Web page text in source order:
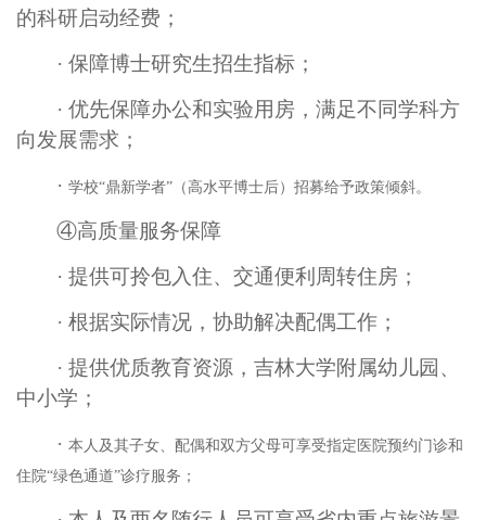
的科研启动经费；
· 保障博士研究生招生指标；
· 优先保障办公和实验用房，满足不同学科方
向发展需求；
· 学校“鼎新学者”（高水平博士后）招募给予政策倾斜。
④高质量服务保障
· 提供可拎包入住、交通便利周转住房；
· 根据实际情况，协助解决配偶工作；
· 提供优质教育资源，吉林大学附属幼儿园、
中小学；
· 本人及其子女、配偶和双方父母可享受指定医院预约门诊和
住院“绿色通道”诊疗服务；